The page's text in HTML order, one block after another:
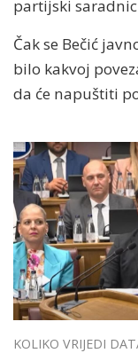
partijski
Čak se Bečić
bilo kakvoj
da će napuštiti
KOLIKO VRIJEDI